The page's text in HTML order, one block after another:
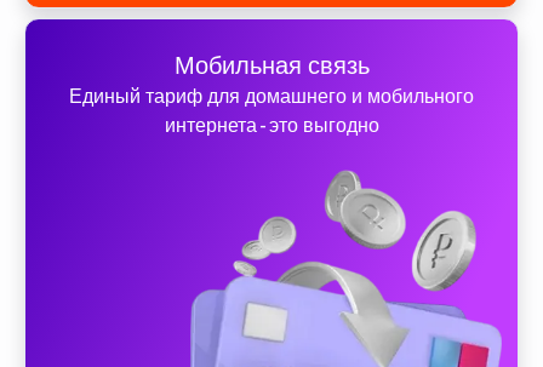
Мобильная связь
Единый тариф для домашнего и мобильного
интернета - это выгодно